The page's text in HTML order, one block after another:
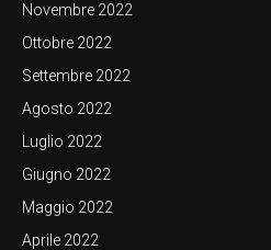
Novembre 2022
Ottobre 2022
Settembre 2022
Agosto 2022
Luglio 2022
Giugno 2022
Maggio 2022
Aprile 2022